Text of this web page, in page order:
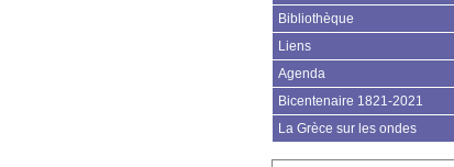
Bibliothèque
Liens
Agenda
Bicentenaire 1821-2021
La Grèce sur les ondes